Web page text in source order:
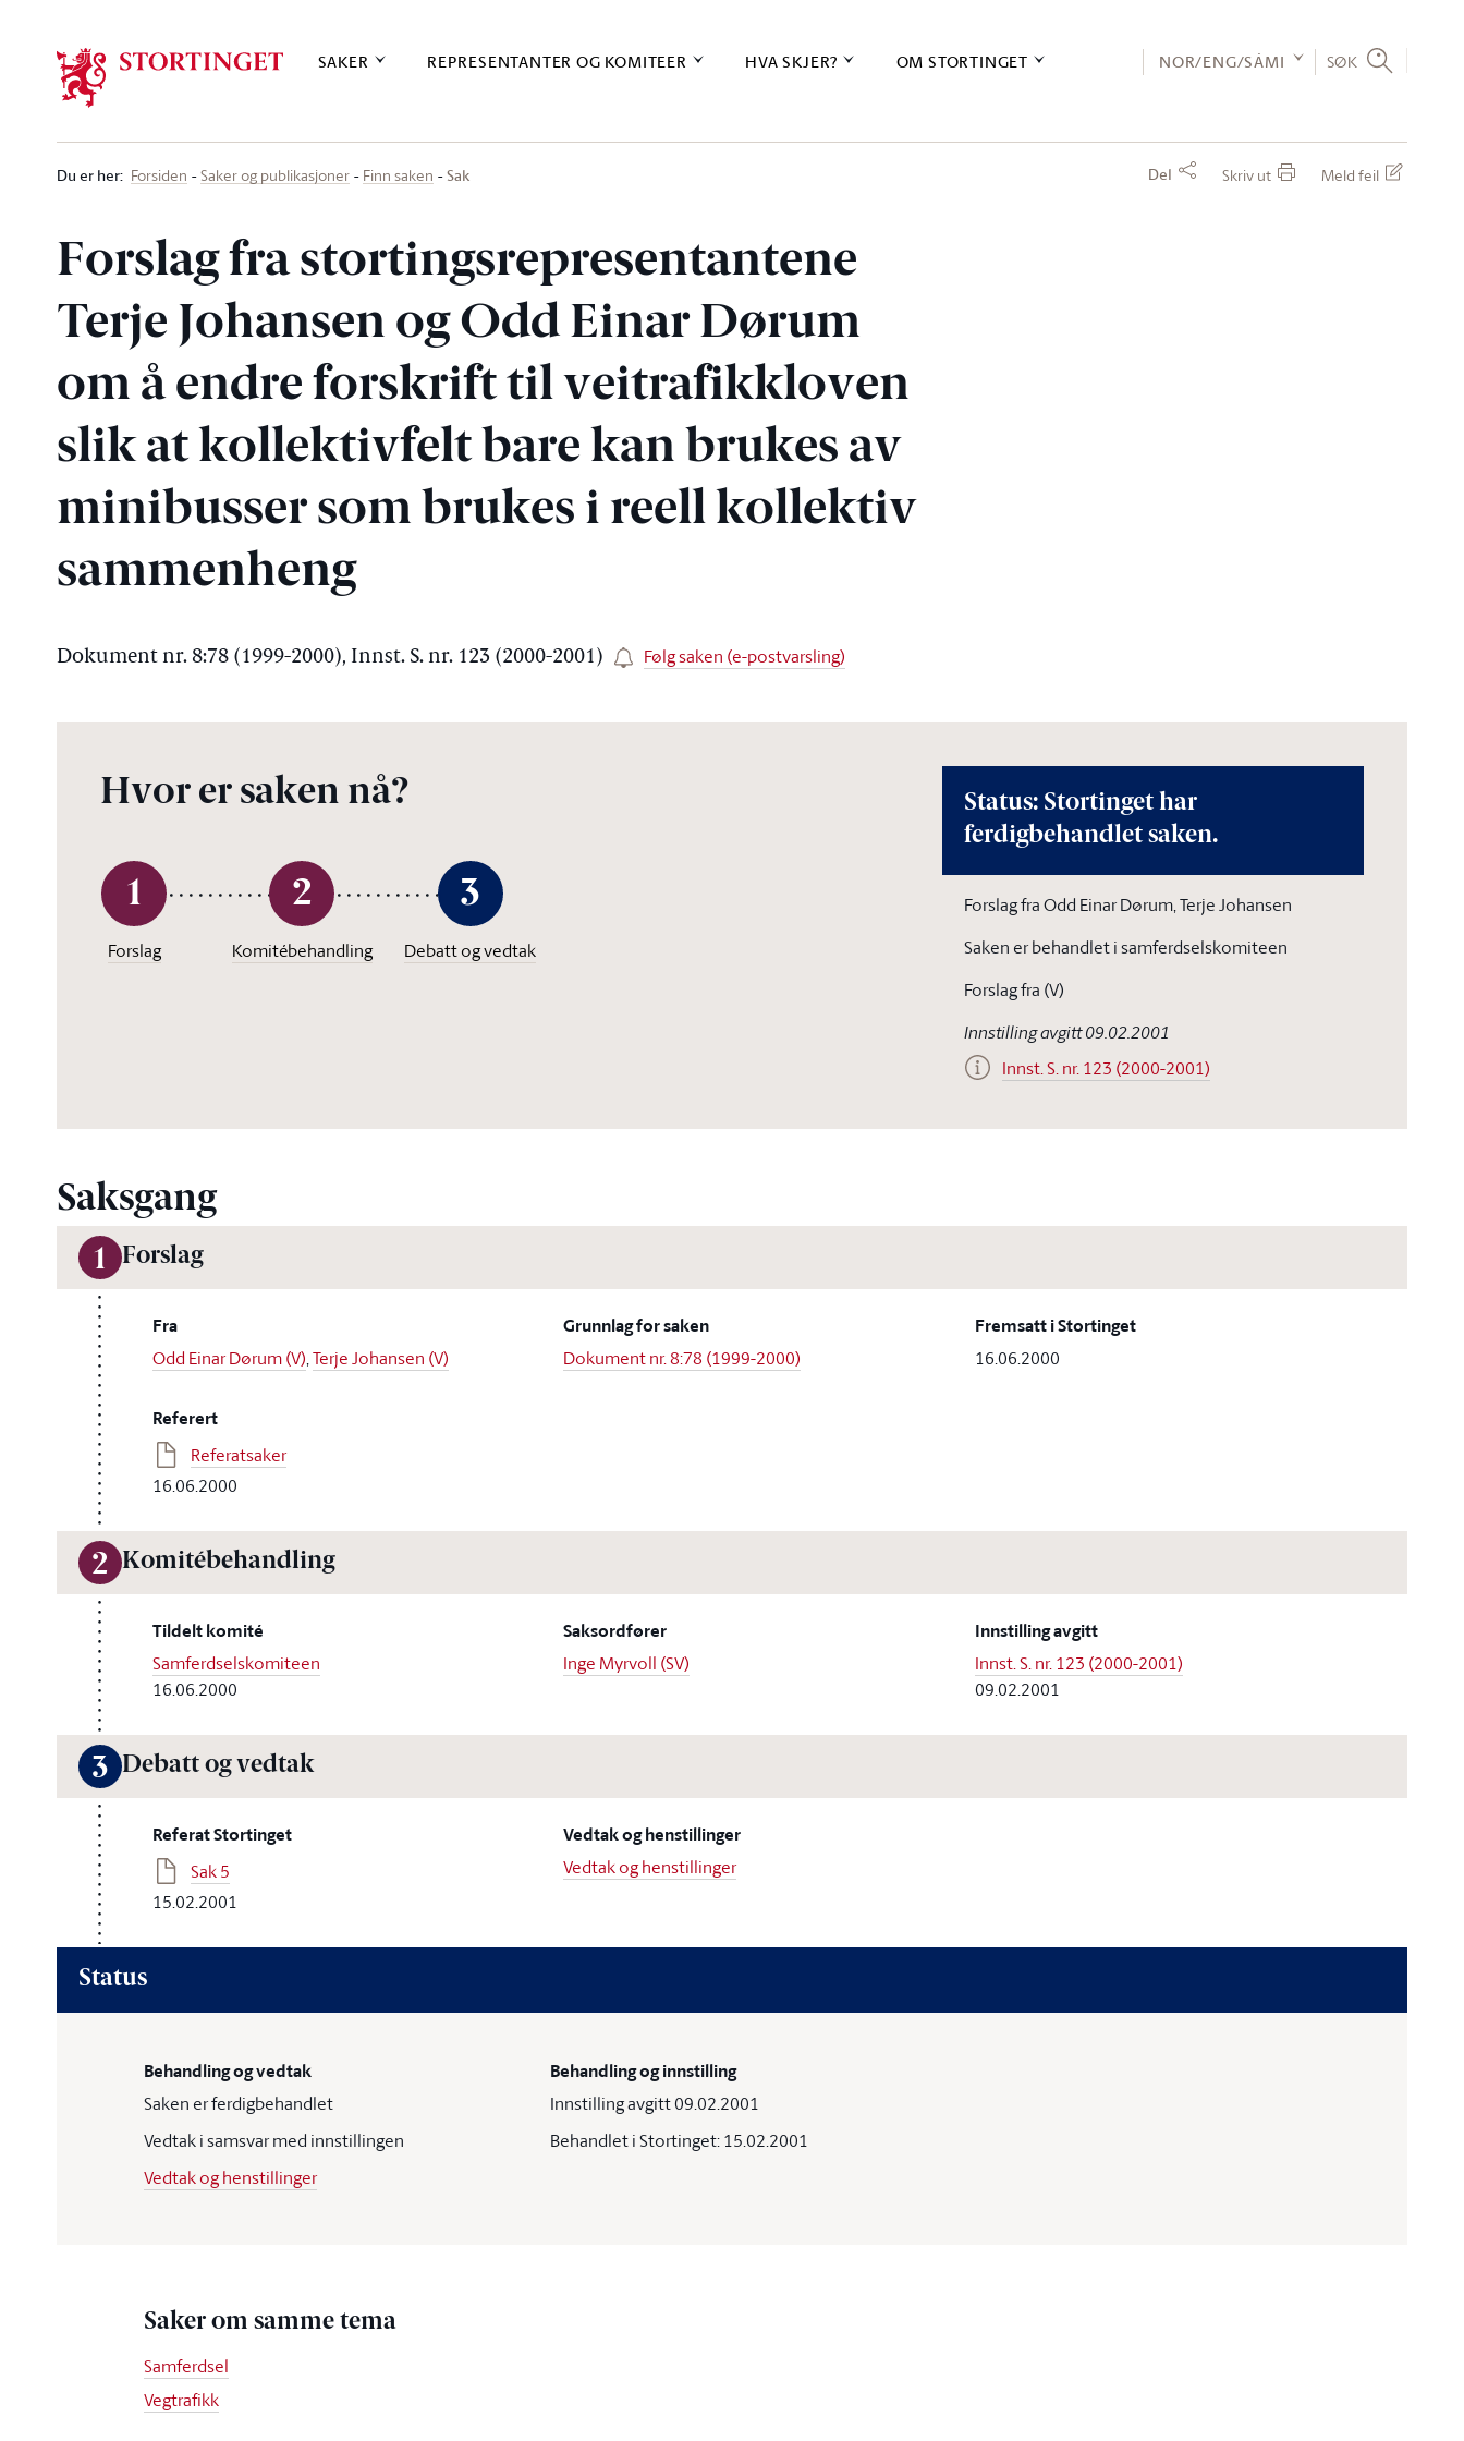
SAKER REPRESENTANTER OG KOMITEER HVA SKJER? OM STORTINGET NOR/ENG/SÁMI SØK
Du er her: Forsiden Saker og publikasjoner Finn saken Sak Del Skriv ut Meld feil
Forslag fra stortingsrepresentantene
Terje Johansen og Odd Einar Dørum
om å endre forskrift til veitrafikkloven
slik at kollektivfelt bare kan brukes av
minibusser som brukes i reell kollektiv
sammenheng
Dokument nr. 8:78 (1999-2000), Innst. S. nr. 123 (2000-2001) Følg saken (e-postvarsling)
Hvor er saken nå?
1
Forslag
2
Komitébehandling
3
Debatt og vedtak
Status: Stortinget har
ferdigbehandlet saken.
Forslag fra Odd Einar Dørum, Terje Johansen
Saken er behandlet i samferdselskomiteen
Forslag fra (V)
Innstilling avgitt 09.02.2001
Innst. S. nr. 123 (2000-2001)
Saksgang
1 Forslag
Fra
Odd Einar Dørum (V),Terje Johansen (V)
Grunnlag for saken
Dokument nr. 8:78 (1999-2000)
Fremsatt i Stortinget
16.06.2000
Referert
Referatsaker
16.06.2000
2 Komitébehandling
Tildelt komité
Samferdselskomiteen
16.06.2000
Saksordfører
Inge Myrvoll (SV)
Innstilling avgitt
Innst. S. nr. 123 (2000-2001)
09.02.2001
3 Debatt og vedtak
Referat Stortinget
Sak 5
15.02.2001
Vedtak og henstillinger
Vedtak og henstillinger
Status
Behandling og vedtak
Saken er ferdigbehandlet
Vedtak i samsvar med innstillingen
Vedtak og henstillinger
Behandling og innstilling
Innstilling avgitt 09.02.2001
Behandlet i Stortinget: 15.02.2001
Saker om samme tema
Samferdsel
Vegtrafikk